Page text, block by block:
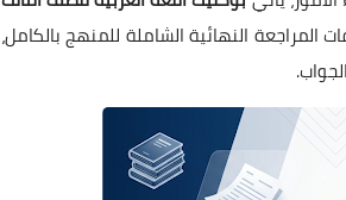
النهائية الشاملة للمنهج بالكامل،